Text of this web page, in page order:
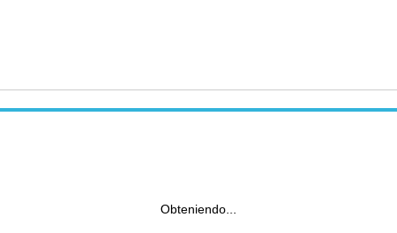
Obteniendo...